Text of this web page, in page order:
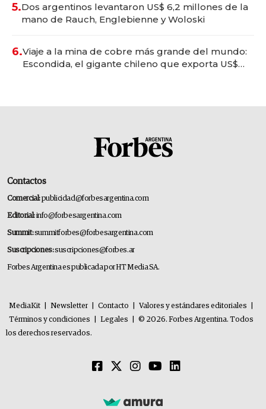
5.Dos argentinos levantaron US$ 6,2 millones de la
mano de Rauch, Englebienne y Woloski
6.Viaje a la mina de cobre más grande del mundo:
Escondida, el gigante chileno que exporta US$
Contactos
Comercial:publicidad@forbesargentina.com
Editorial:info@forbesargentina.com
Summit:summitforbes@forbesargentina.com
Suscripciones:suscripciones@forbes.ar
Forbes Argentina es publicada por HT Media SA.
MediaKit Newsletter Contacto Valores y estándares editoriales
Términos y condiciones
Legales
© 2026. Forbes Argentina. Todos
los derechos reservados.